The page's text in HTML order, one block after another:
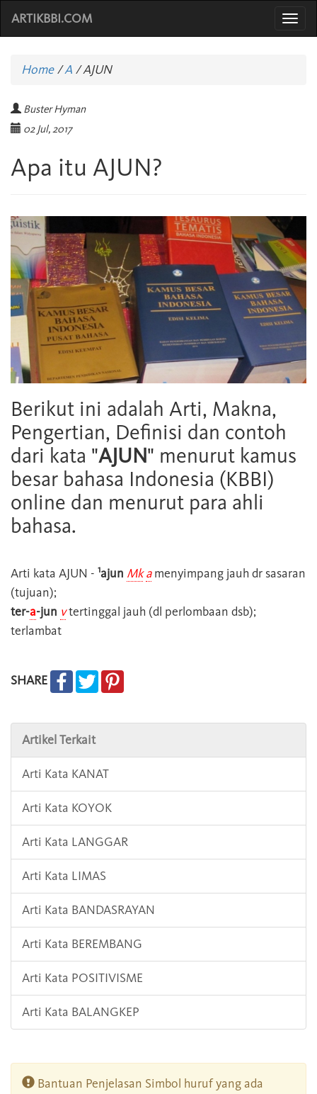
ARTIKBBI.COM
Home/A /AJUN
Buster Hyman
02 Jul, 2017
Apa itu AJUN?
Berikut ini adalah Arti, Makna,
Pengertian, Definisi dan contoh
dari kata "AJUN" menurut kamus
besar bahasa Indonesia (KBBI)
online dan menurut para ahli
bahasa.
Arti kata AJUN - 1ajun Mk amenyimpang jauh dr sasaran
(tujuan);
ter-a-jun vtertinggal jauh (dl perlombaan dsb);
terlambat
SHARE
Artikel Terkait
Arti Kata KANAT
Arti Kata KOYOK
Arti Kata LANGGAR
Arti Kata LIMAS
Arti Kata BANDASRAYAN
Arti Kata BEREMBANG
Arti Kata POSITIVISME
Arti Kata BALANGKEP
Bantuan Penjelasan Simbol huruf yang ada